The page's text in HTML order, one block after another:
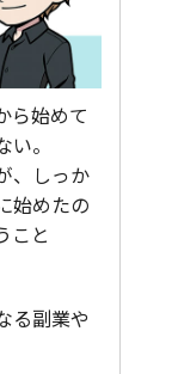
ら始めて
。
、しっか
始めたの
こと
る副業や